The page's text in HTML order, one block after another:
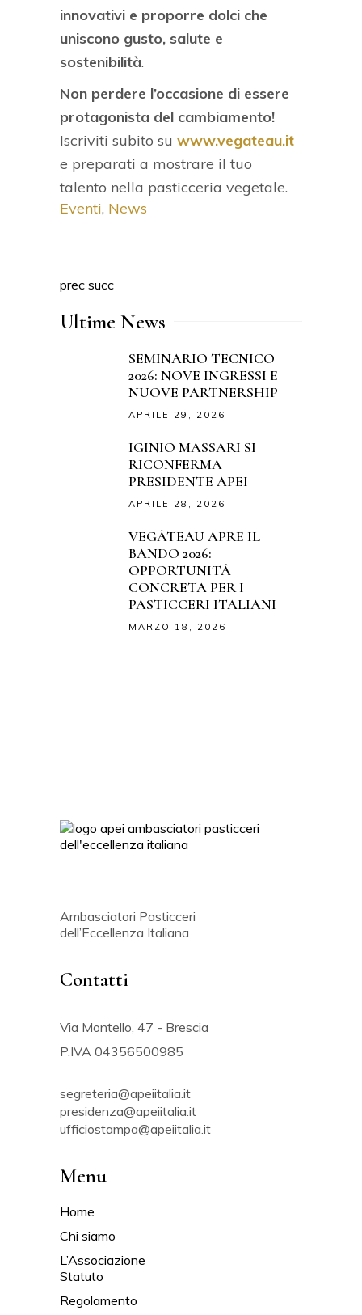
innovativi e proporre dolci che
uniscono gusto, salute e
sostenibilità.
Non perdere l’occasione di essere
protagonista del cambiamento!
Iscriviti subito su www.vegateau.it
e preparati a mostrare il tuo
talento nella pasticceria vegetale.
Eventi, News
prec succ
Ultime News
SEMINARIO TECNICO
2026: NOVE INGRESSI E
NUOVE PARTNERSHIP
APRILE 29, 2026
IGINIO MASSARI SI
RICONFERMA
PRESIDENTE APEI
APRILE 28, 2026
VEGÂTEAU APRE IL
BANDO 2026:
OPPORTUNITÀ
CONCRETA PER I
PASTICCERI ITALIANI
MARZO 18, 2026
Ambasciatori Pasticceri
dell’Eccellenza Italiana
Contatti
Via Montello, 47 - Brescia
P.IVA 04356500985
segreteria@apeiitalia.it
presidenza@apeiitalia.it
ufficiostampa@apeiitalia.it
Menu
Home
Chi siamo
L’Associazione
Statuto
Regolamento